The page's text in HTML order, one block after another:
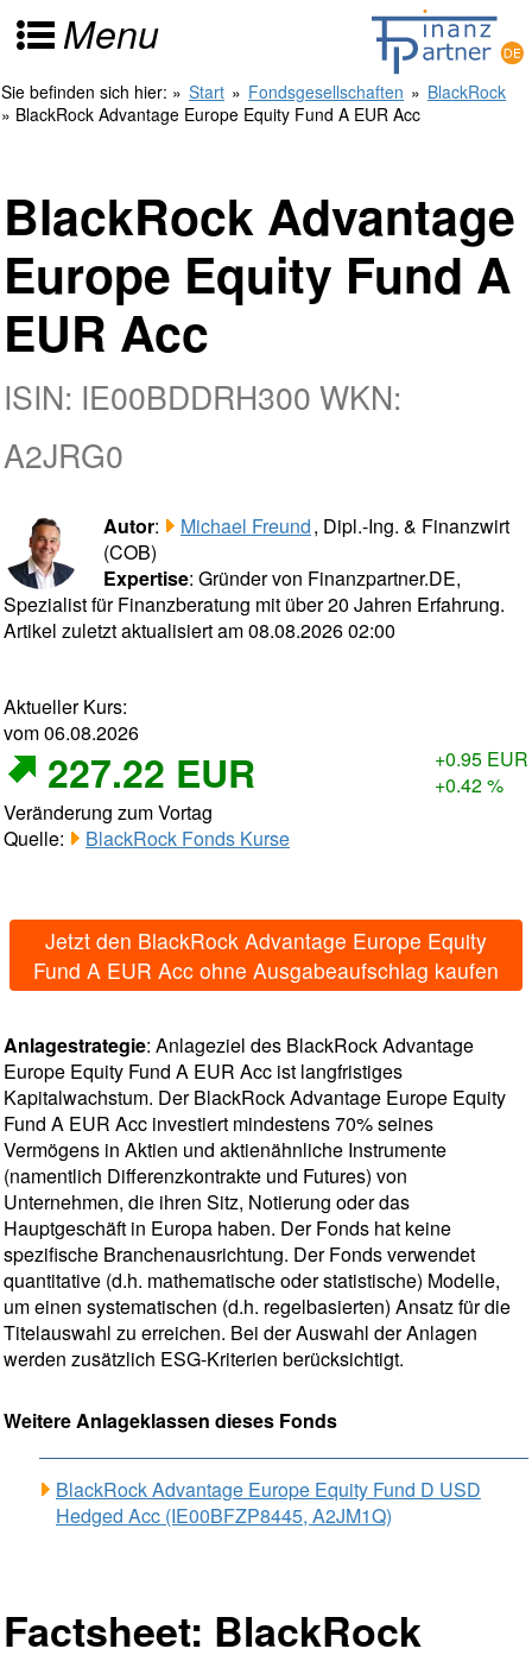
Menu
Sie befinden sich hier: » Start » Fondsgesellschaften » BlackRock
» BlackRock Advantage Europe Equity Fund A EUR Acc
BlackRock Advantage
Europe Equity Fund A
EUR Acc
ISIN: IE00BDDRH300 WKN:
A2JRG0
Autor: Michael Freund, Dipl.-Ing. & Finanzwirt
(COB)
Expertise: Gründer von Finanzpartner.DE,
Spezialist für Finanzberatung mit über 20 Jahren Erfahrung.
Artikel zuletzt aktualisiert am 08.08.2026 02:00
Aktueller Kurs:
vom 06.08.2026
227.22 EUR
+0.95 EUR
+0.42 %
Veränderung zum Vortag
Quelle:
BlackRock Fonds Kurse
Jetzt den BlackRock Advantage Europe Equity
Fund A EUR Acc ohne Ausgabeaufschlag kaufen
Anlagestrategie: Anlageziel des BlackRock Advantage
Europe Equity Fund A EUR Acc ist langfristiges
Kapitalwachstum. Der BlackRock Advantage Europe Equity
Fund A EUR Acc investiert mindestens 70% seines
Vermögens in Aktien und aktienähnliche Instrumente
(namentlich Differenzkontrakte und Futures) von
Unternehmen, die ihren Sitz, Notierung oder das
Hauptgeschäft in Europa haben. Der Fonds hat keine
spezifische Branchenausrichtung. Der Fonds verwendet
quantitative (d.h. mathematische oder statistische) Modelle,
um einen systematischen (d.h. regelbasierten) Ansatz für die
Titelauswahl zu erreichen. Bei der Auswahl der Anlagen
werden zusätzlich ESG-Kriterien berücksichtigt.
Weitere Anlageklassen dieses Fonds
BlackRock Advantage Europe Equity Fund D USD
Hedged Acc (IE00BFZP8445, A2JM1Q)
Factsheet: BlackRock